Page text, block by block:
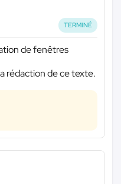
TERMINÉ
de fenêtres
rédaction de ce texte.